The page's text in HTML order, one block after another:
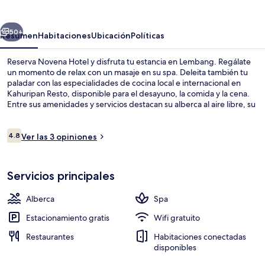
Siguiente
50+
ResumenHabitacionesUbicaciónPolíticas
Reserva Novena Hotel y disfruta tu estancia en Lembang. Regálate
un momento de relax con un masaje en su spa. Deleita también tu
paladar con las especialidades de cocina local e internacional en
Kahuripan Resto, disponible para el desayuno, la comida y la cena.
Entre sus amenidades y servicios destacan su alberca al aire libre, su
Opiniones
4.84.8 de 10,
Ver las 3 opiniones
Servicios principales
Alberca
Spa
Estacionamiento gratis
Wifi gratuito
Restaurantes
Habitaciones conectadas
disponibles